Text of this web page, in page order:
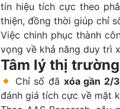
tín hiệu tích cực theo
thiện, đồng thời giúp chỉ
Việc chinh phục thành
vọng về khả năng duy trì
Tâm lý thị
Chỉ số đã xóa gần 2/
đánh giá tích cực về mặt